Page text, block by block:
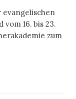
evangelischen
16. bis 23.
zum